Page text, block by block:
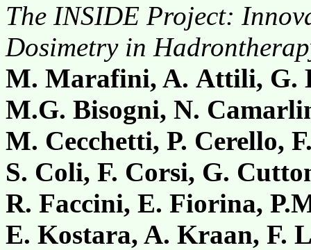
The INSIDE Project:
Dosimetry in
M. Marafini, A. Attili, G.
M.G. Bisogni, N.
M. Cecchetti, P. Cerello,
S. Coli, F. Corsi, G.
R. Faccini, E. Fiorina,
E. Kostara, A. Kraan, F.